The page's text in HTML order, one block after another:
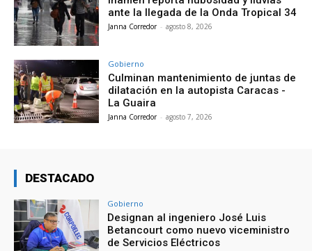
ante la llegada de la Onda Tropical 34
Janna Corredor - agosto 8, 2026
Gobierno
Culminan mantenimiento de juntas de
dilatación en la autopista Caracas -
La Guaira
Janna Corredor - agosto 7, 2026
DESTACADO
Gobierno
Designan al ingeniero José Luis
Betancourt como nuevo viceministro
de Servicios Eléctricos